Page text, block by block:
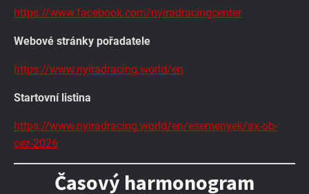
https://www.facebook.com/nyiradracingcenter
Webové stránky pořadatele
https://www.nyiradracing.world/en
Startovní listina
https://www.nyiradracing.world/en/esemenyek/ax-ob-
cez-2026
Časový harmonogram